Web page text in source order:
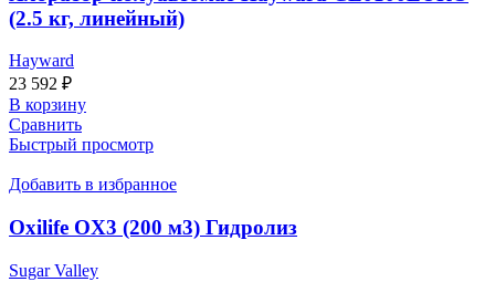
(2.5 кг, линейный)
Hayward
23 592 ₽
В корзину
Сравнить
Быстрый просмотр
Добавить в избранное
Oxilife OX3 (200 м3) Гидролиз
Sugar Valley